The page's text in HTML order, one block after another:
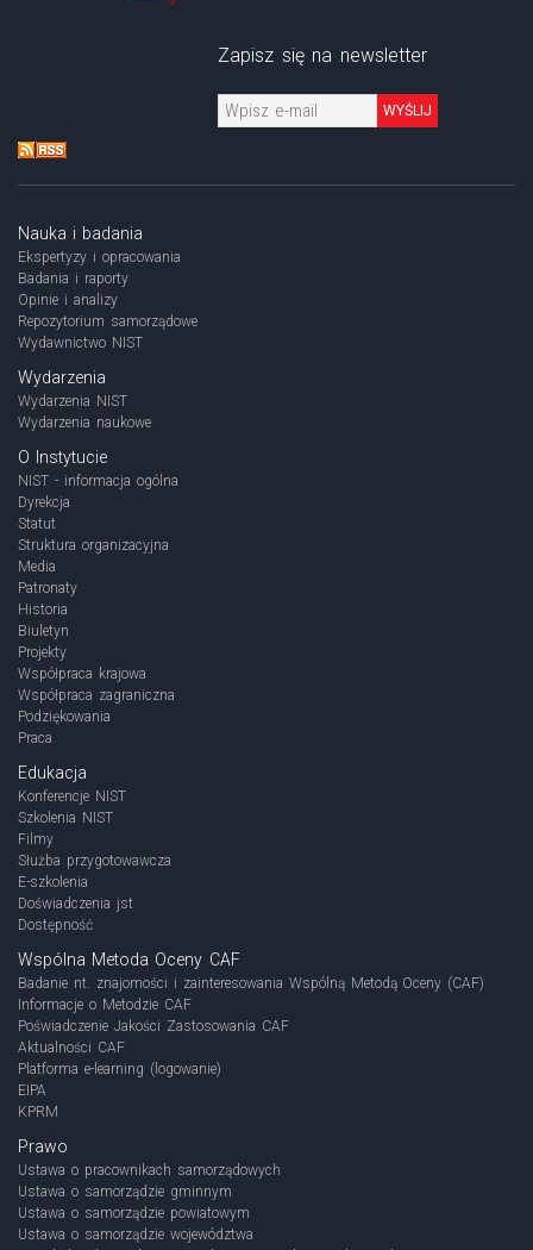
Zapisz się na newsletter
WYŚLIJ
Nauka i badania
Ekspertyzy i opracowania
Badania i raporty
Opinie i analizy
Repozytorium samorządowe
Wydawnictwo NIST
Wydarzenia
Wydarzenia NIST
Wydarzenia naukowe
O Instytucie
NIST - informacja ogólna
Dyrekcja
Statut
Struktura organizacyjna
Media
Patronaty
Historia
Biuletyn
Projekty
Współpraca krajowa
Współpraca zagraniczna
Podziękowania
Praca
Edukacja
Konferencje NIST
Szkolenia NIST
Filmy
Służba przygotowawcza
E-szkolenia
Doświadczenia jst
Dostępność
Wspólna Metoda Oceny CAF
Badanie nt. znajomości i zainteresowania Wspólną Metodą Oceny (CAF)
Informacje o Metodzie CAF
Poświadczenie Jakości Zastosowania CAF
Aktualności CAF
Platforma e-learning (logowanie)
EIPA
KPRM
Prawo
Ustawa o pracownikach samorządowych
Ustawa o samorządzie gminnym
Ustawa o samorządzie powiatowym
Ustawa o samorządzie województwa